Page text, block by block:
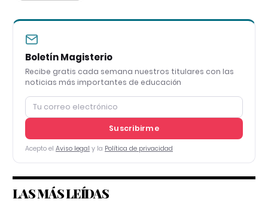
Boletín Magisterio
Recibe gratis cada semana nuestros titulares con las
noticias más importantes de educación
Suscribirme
Acepto el Aviso legal y la Política de privacidad
LAS MÁS LEÍDAS